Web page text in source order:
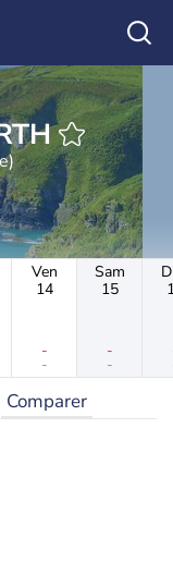
Ven
14
-
-
Sam
15
-
-
Comparer